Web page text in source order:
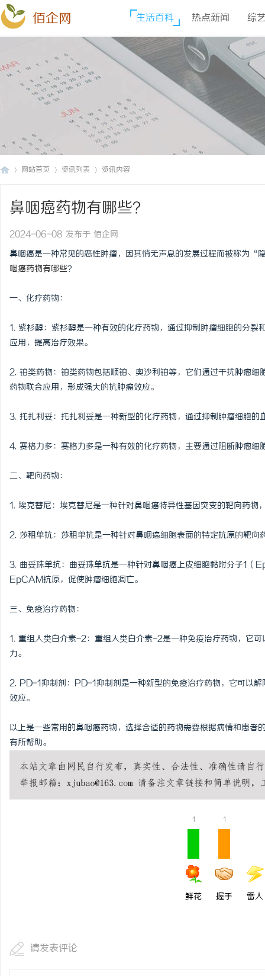
佰企网 生活百科 热点新闻 综
网站首页 资讯列表 资讯内容
鼻咽癌药物有哪些？
2024-06-08 发布于 佰企网
鼻咽癌是一种常见的恶性肿瘤，因其悄无声息的发展过程而被称为
咽癌药物有哪些？
一、化疗药物：
1. 紫杉醇：紫杉醇是一种有效的化疗药物，通过抑制肿瘤细胞的分
应用，提高治疗效果。
2. 铂类药物：铂类药物包括顺铂、奥沙利铂等，它们通过干扰肿瘤
药物联合应用，形成强大的抗肿瘤效应。
3. 托扎利妥：托扎利妥是一种新型的化疗药物，通过抑制肿瘤细胞
4. 赛格力多：赛格力多是一种有效的化疗药物，主要通过阻断肿瘤
二、靶向药物：
1. 埃克替尼：埃克替尼是一种针对鼻咽癌特异性基因突变的靶向药
2. 莎租单抗：莎租单抗是一种针对鼻咽癌细胞表面的特定抗原的靶
3. 曲妥珠单抗：曲妥珠单抗是一种针对鼻咽癌上皮细胞黏附分子1
EpCAM抗原，促使肿瘤细胞凋亡。
三、免疫治疗药物：
1. 重组人类白介素-2：重组人类白介素-2是一种免疫治疗药物，它
力。
2. PD-1抑制剂：PD-1抑制剂是一种新型的免疫治疗药物，它可以
效应。
以上是一些常用的鼻咽癌药物，选择合适的药物需要根据病情和患
有所帮助。
1
鲜花
1
握手 雷人
请发表评论